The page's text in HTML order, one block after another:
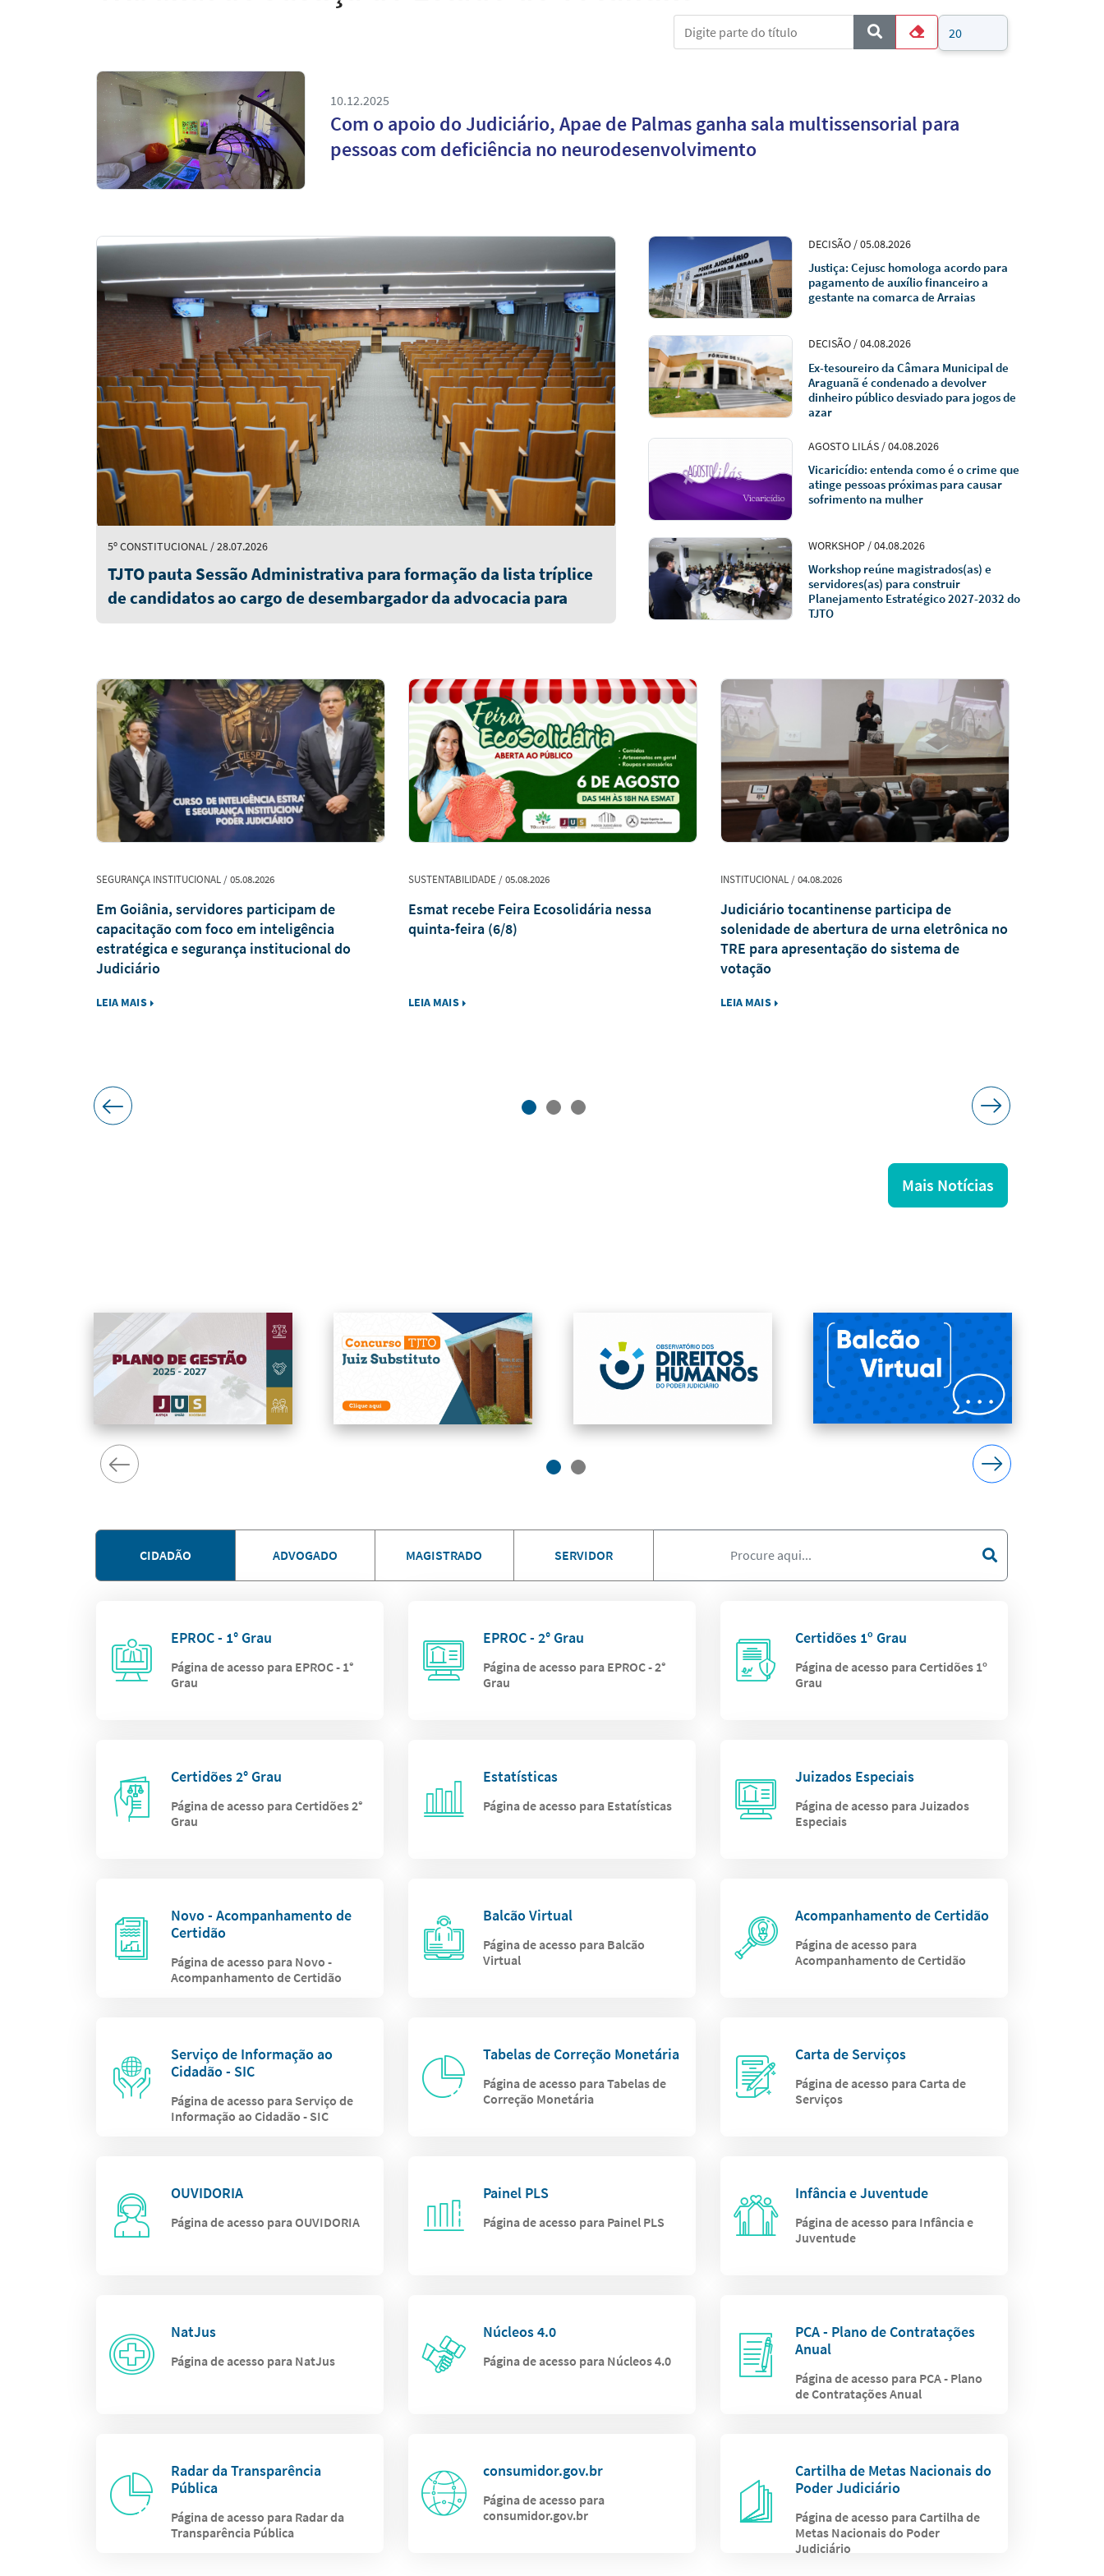
Digite parte do título
COM_CONTENT_FORM_FILTER_SUBMIT
Limpar
Mostrar #
10.12.2025
Com o apoio do Judiciário, Apae de Palmas ganha sala multissensorial para
pessoas com deficiência no neurodesenvolvimento
Notícias
em
Destaque
5º CONSTITUCIONAL / 28.07.2026
TJTO pauta Sessão Administrativa para formação da lista tríplice
de candidatos ao cargo de desembargador da advocacia para
quinta-feira (6/8)
DECISÃO / 05.08.2026
Justiça: Cejusc homologa acordo para
pagamento de auxílio financeiro a
gestante na comarca de Arraias
DECISÃO / 04.08.2026
Ex-tesoureiro da Câmara Municipal de
Araguanã é condenado a devolver
dinheiro público desviado para jogos de
azar
AGOSTO LILÁS / 04.08.2026
Vicaricídio: entenda como é o crime que
atinge pessoas próximas para causar
sofrimento na mulher
WORKSHOP / 04.08.2026
Workshop reúne magistrados(as) e
servidores(as) para construir
Planejamento Estratégico 2027-2032 do
TJTO
SEGURANÇA INSTITUCIONAL / 05.08.2026
Em Goiânia, servidores participam de
capacitação com foco em inteligência
estratégica e segurança institucional do
Judiciário
LEIA MAIS
SUSTENTABILIDADE / 05.08.2026
Esmat recebe Feira Ecosolidária nessa
quinta-feira (6/8)
LEIA MAIS
INSTITUCIONAL / 04.08.2026
Judiciário tocantinense participa de
solenidade de abertura de urna eletrônica no
TRE para apresentação do sistema de
votação
LEIA MAIS
Mais Notícias
CIDADÃO ADVOGADO MAGISTRADO SERVIDOR
EPROC - 1° Grau
Página de acesso para EPROC - 1°
Grau
EPROC - 2° Grau
Página de acesso para EPROC - 2°
Grau
Certidões 1º Grau
Página de acesso para Certidões 1º
Grau
Certidões 2° Grau
Página de acesso para Certidões 2°
Grau
Estatísticas
Página de acesso para Estatísticas
Juizados Especiais
Página de acesso para Juizados
Especiais
Novo - Acompanhamento de
Certidão
Página de acesso para Novo -
Acompanhamento de Certidão
Balcão Virtual
Página de acesso para Balcão
Virtual
Acompanhamento de Certidão
Página de acesso para
Acompanhamento de Certidão
Serviço de Informação ao
Cidadão - SIC
Página de acesso para Serviço de
Informação ao Cidadão - SIC
Tabelas de Correção Monetária
Página de acesso para Tabelas de
Correção Monetária
Carta de Serviços
Página de acesso para Carta de
Serviços
OUVIDORIA
Página de acesso para OUVIDORIA
Painel PLS
Página de acesso para Painel PLS
Infância e Juventude
Página de acesso para Infância e
Juventude
NatJus
Página de acesso para NatJus
Núcleos 4.0
Página de acesso para Núcleos 4.0
PCA - Plano de Contratações
Anual
Página de acesso para PCA - Plano
de Contratações Anual
Radar da Transparência
Pública
Página de acesso para Radar da
Transparência Pública
consumidor.gov.br
Página de acesso para
consumidor.gov.br
Cartilha de Metas Nacionais do
Poder Judiciário
Página de acesso para Cartilha de
Metas Nacionais do Poder
Judiciário